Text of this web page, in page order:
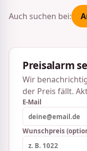
Auch suchen bei:
Preisalarm
Wir
der Preis fällt.
E-Mail
Wunschpreis